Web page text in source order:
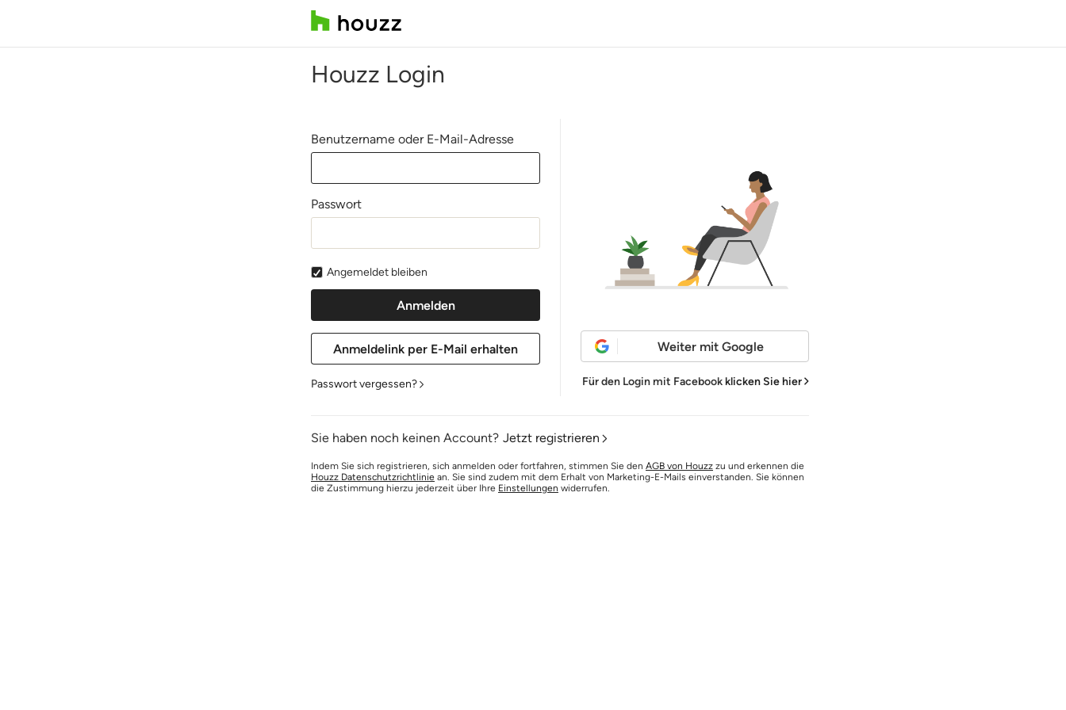
Houzz Login
Benutzername oder E-Mail-Adresse
Passwort
Angemeldet bleiben
Passwort vergessen?
Weiter mit Google
Für den Login mit Facebookklicken Sie hier
Sie haben noch keinen Account? Jetzt registrieren
Indem Sie sich registrieren, sich anmelden oder fortfahren, stimmen Sie den AGB von Houzz zu und erkennen die
Houzz Datenschutzrichtlinie an. Sie sind zudem mit dem Erhalt von Marketing-E-Mails einverstanden. Sie können
die Zustimmung hierzu jederzeit über Ihre Einstellungen widerrufen.